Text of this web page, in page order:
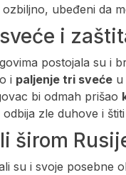
ubeđeni da
i
postojala su i
i paljenje tri sveće u
bi odmah prišao
zle duhove i
širom
su i svoje posebne